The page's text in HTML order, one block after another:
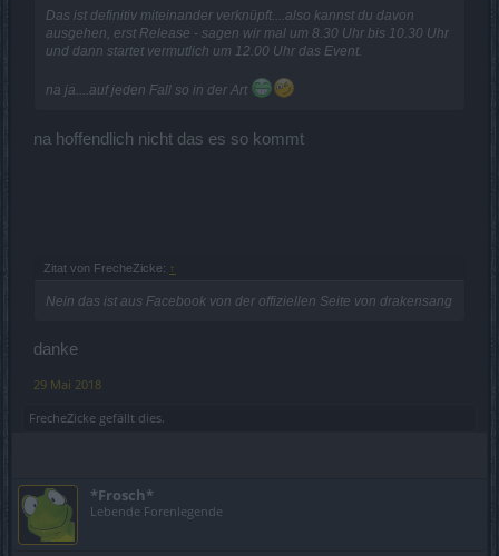
Das ist definitiv miteinander verknüpft....also kannst du davon
ausgehen, erst Release - sagen wir mal um 8.30 Uhr bis 10.30 Uhr
und dann startet vermutlich um 12.00 Uhr das Event.
na ja....auf jeden Fall so in der Art
na hoffendlich nicht das es so kommt
Zitat von FrecheZicke: ↑
Nein das ist aus Facebook von der offiziellen Seite von drakensang
danke
29 Mai 2018
FrecheZicke gefällt dies.
*Frosch*
Lebende Forenlegende